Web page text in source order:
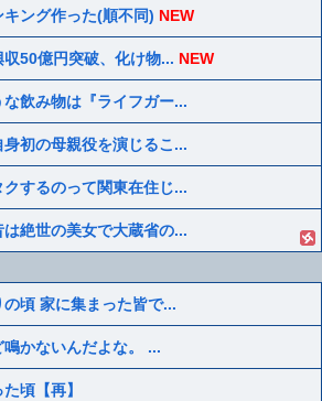
ング作った(順不同) NEW
50億円突破、化け物... NEW
飲み物は『ライフガー...
初の母親役を演じるこ...
するのって関東在住じ...
絶世の美女で大蔵省の...
頃 家に集まった皆で...
かないんだよな。 ...
頃【再】